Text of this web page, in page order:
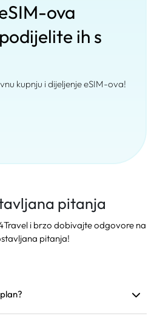
ova
ih s
kupnju i dijeljenje eSIM-ova!
pitanja
i brzo dobivajte odgovore na
pitanja!